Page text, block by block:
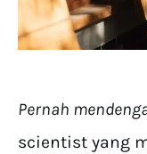
Pernah
scientist yang